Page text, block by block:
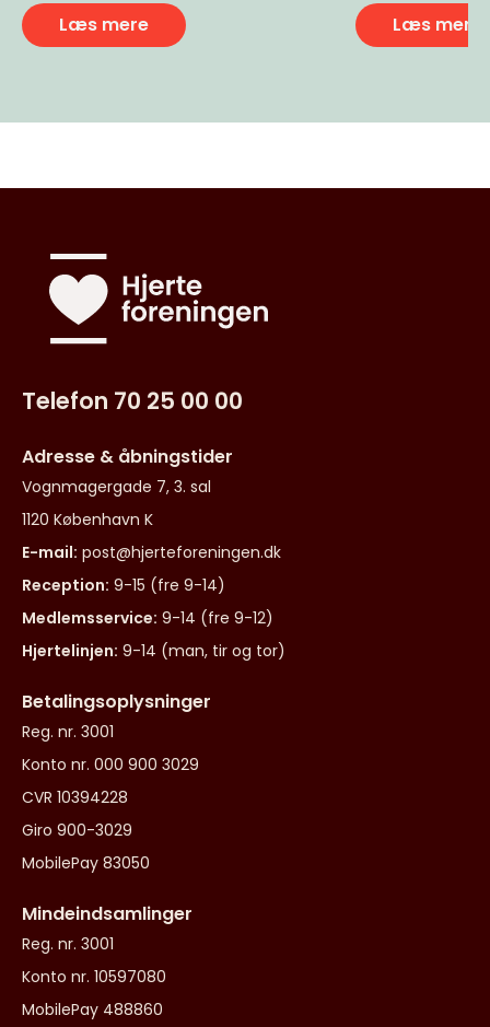
Læs mere Læs mere
Telefon 70 25 00 00
Adresse & åbningstider
Vognmagergade 7, 3. sal
1120 København K
E-mail: post@hjerteforeningen.dk
Reception: 9-15 (fre 9-14)
Medlemsservice: 9-14 (fre 9-12)
Hjertelinjen: 9-14 (man, tir og tor)
Betalingsoplysninger
Reg. nr. 3001
Konto nr. 000 900 3029
CVR 10394228
Giro 900-3029
MobilePay 83050
Mindeindsamlinger
Reg. nr. 3001
Konto nr. 10597080
MobilePay 488860